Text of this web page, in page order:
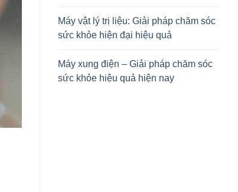
Máy vật lý trị liệu: Giải pháp chăm sóc
sức khỏe hiện đại hiệu quả
Máy xung điện – Giải pháp chăm sóc
sức khỏe hiệu quả hiện nay